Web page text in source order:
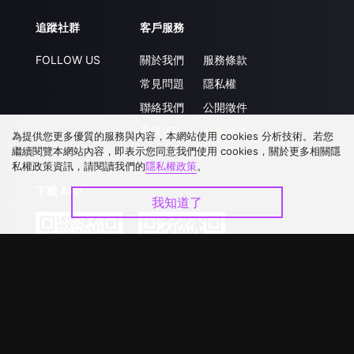
追蹤社群
FOLLOW US
客戶服務
關於我們
常見問題
聯絡我們
升級VIP
服務條款
隱私權
公開徵件
合作洽談
下載 APP
為提供您更多優質的服務與內容，本網站使用 cookies 分析技術。若您
繼續閱覽本網站內容，即表示您同意我們使用 cookies，關於更多相關隱
私權政策資訊，請閱讀我們的隱私權政策。
我知道了